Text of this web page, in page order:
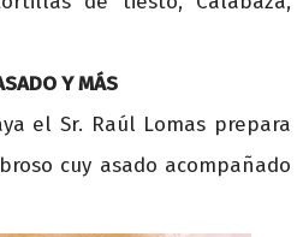
Y MÁS
el Sr. Raúl Lomas prepara
cuy asado acompañado